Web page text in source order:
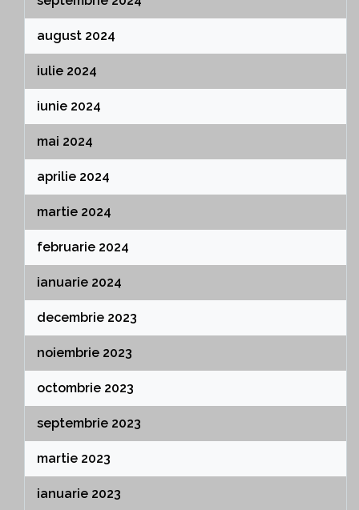
august 2024
iulie 2024
iunie 2024
mai 2024
aprilie 2024
martie 2024
februarie 2024
ianuarie 2024
decembrie 2023
noiembrie 2023
octombrie 2023
septembrie 2023
martie 2023
ianuarie 2023